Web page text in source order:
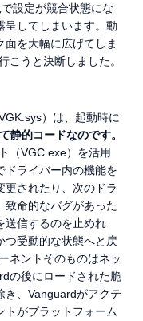
設定が競合状態にな
呈してしまいます。動
を大幅に広げてしま
こうと決断しました。
）は、起動時に
静的コードなのです。
（VGC.exe）を活用
ドライバー内の機能を
更されたり、次のドラ
致命的なバグがあった
送信するのを止めれ
つ受動的な状態へと戻
ネントそのものはネッ
の後にロードされた脆
き、Vanguardがアクテ
トがプラットフォーム